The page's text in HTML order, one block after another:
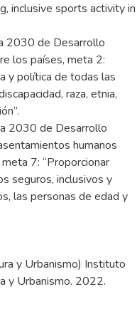
inclusive sports activity in
2030 de Desarrollo
los países, meta 2:
y política de todas las
raza, etnia,
2030 de Desarrollo
humanos
7: “Proporcionar
seguros, inclusivos y
las personas de edad y
y Urbanismo) Instituto
y Urbanismo. 2022.